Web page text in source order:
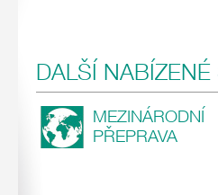
DALŠÍ NABÍZENÉ
MEZINÁRODNÍ
PŘEPRAVA